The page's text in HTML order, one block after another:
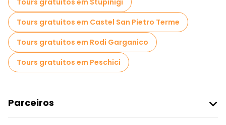
Tours gratuitos em Stupinigi
Tours gratuitos em Castel San Pietro Terme
Tours gratuitos em Rodi Garganico
Tours gratuitos em Peschici
Parceiros